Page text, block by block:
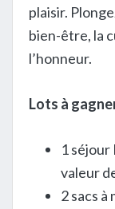
plaisir.
bien-être, la
l’honneur.
Lots à
1 séjour
valeur
2 sacs à